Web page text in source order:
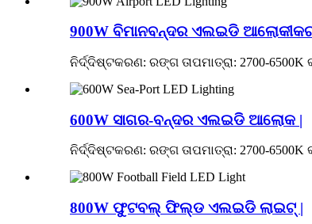
900W ବିମାନବନ୍ଦର ଏଲଇଡି
ନିର୍ଦ୍ଦିଷ୍ଟକରଣ: ରଙ୍ଗ ତାପମାତ୍ରା: 2700-
600W ସାଗର-ବନ୍ଦର ଏଲଇଡି ଆଲୋକ |
ନିର୍ଦ୍ଦିଷ୍ଟକରଣ: ରଙ୍ଗ ତାପମାତ୍ରା: 2700-
800W ଫୁଟବଲ୍ ଫିଲ୍ଡ ଏଲଇଡି ଲାଇଟ୍ |